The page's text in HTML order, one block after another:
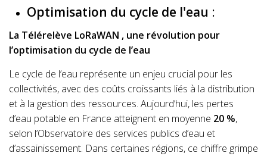
Optimisation du cycle de l'eau :
La Télérelève LoRaWAN , une révolution pour
l’optimisation du cycle de l’eau
Le cycle de l’eau représente un enjeu crucial pour les
collectivités, avec des coûts croissants liés à la distribution
et à la gestion des ressources. Aujourd’hui, les pertes
d’eau potable en France atteignent en moyenne 20 %,
selon l’Observatoire des services publics d’eau et
d’assainissement. Dans certaines régions, ce chiffre grimpe